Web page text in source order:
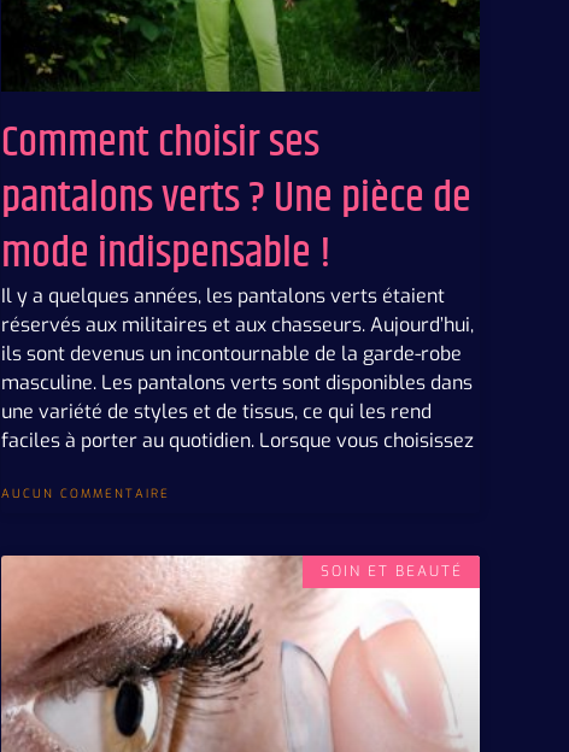
Comment choisir ses
pantalons verts ? Une pièce de
mode indispensable !
Il y a quelques années, les pantalons verts étaient
réservés aux militaires et aux chasseurs. Aujourd’hui,
ils sont devenus un incontournable de la garde-robe
masculine. Les pantalons verts sont disponibles dans
une variété de styles et de tissus, ce qui les rend
faciles à porter au quotidien. Lorsque vous choisissez
AUCUN COMMENTAIRE
SOIN ET BEAUTÉ